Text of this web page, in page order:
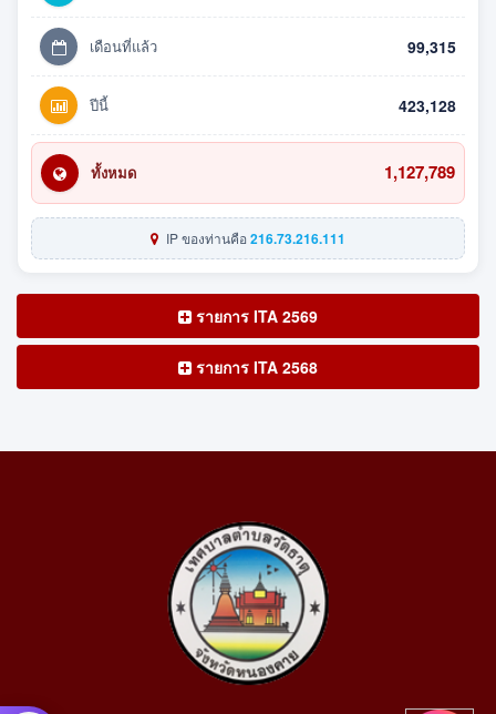
เดือนที่แล้ว 99,315
ปีนี้ 423,128
ทั้งหมด 1,127,789
IP ของท่านคือ216.73.216.111
รายการ ITA 2569
รายการ ITA 2568